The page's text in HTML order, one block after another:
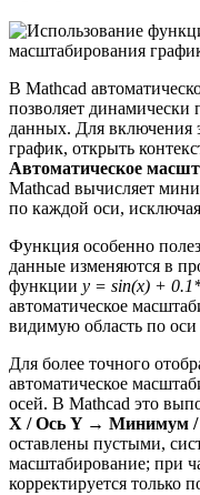
В Mathcad
позволяет динамически
данных. Для включения
график, открыть
Автоматическое
Mathcad вычисляет
по каждой оси,
Функция особенно
данные изменяются в
функции y = sin(x) +
автоматическое
видимую область по оси
Для более точного
автоматическое
осей. В Mathcad это
X / Ось Y → Минимум
оставлены пустыми,
масштабирование; при
корректируется только